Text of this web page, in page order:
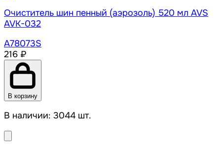
Очиститель шин пенный (аэрозоль) 520 мл AVS
AVK-032
A78073S
216 ₽
В корзину
В наличии: 3044 шт.